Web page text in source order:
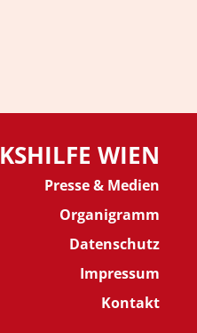
WIEN
Presse & Medien
Organigramm
Datenschutz
Impressum
Kontakt